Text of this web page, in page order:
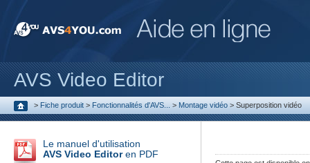
AVS Video Editor
> Fiche produit > Fonctionnalités d'AVS... > Montage vidéo > Superposition vidéo
Le manuel d'utilisation
AVS Video Editoren PDF